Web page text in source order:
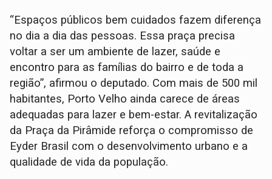
“Espaços públicos bem cuidados fazem diferença
no dia a dia das pessoas. Essa praça precisa
voltar a ser um ambiente de lazer, saúde e
encontro para as famílias do bairro e de toda a
região”, afirmou o deputado. Com mais de 500 mil
habitantes, Porto Velho ainda carece de áreas
adequadas para lazer e bem-estar. A revitalização
da Praça da Pirâmide reforça o compromisso de
Eyder Brasil com o desenvolvimento urbano e a
qualidade de vida da população.